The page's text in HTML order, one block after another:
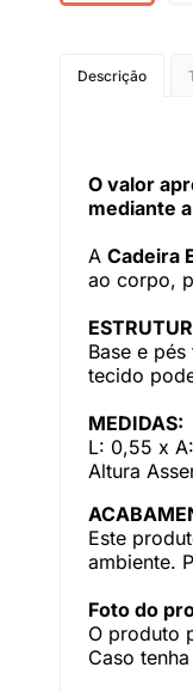
Descrição
O valor
mediante
A Cadeira
ao corpo,
Base e
tecido
MEDIDAS:
L: 0,55 x
Altura
Este
ambiente.
Foto do
O produto
Caso